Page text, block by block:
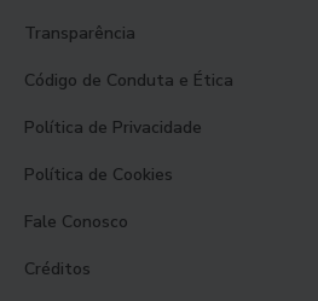
Transparência
Código de Conduta e Ética
Política de Privacidade
Política de Cookies
Fale Conosco
Créditos